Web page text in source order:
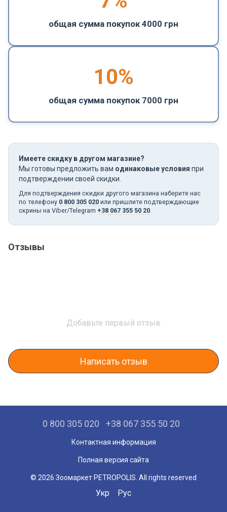
общая сумма покупок 4000 грн
10%
общая сумма покупок 7000 грн
Имеете скидку в другом магазине?
Мы готовы предложить вам одинаковые условия при
подтверждении своей скидки.
Для подтверждения скидки другого магазина наберите нас
по телефону 0 800 305 020 или пришлите подтверждающие
скрины на Viber/Telegram +38 067 355 50 20
Отзывы
Добавьте первый отзыв
Написать отзыв
0 800 305 020 +38 067 355 50 20
Контактная информация
Полная версия сайта
© 2026 Зоомаркет PETROPOLIS. All rights reserved
Укр Рус